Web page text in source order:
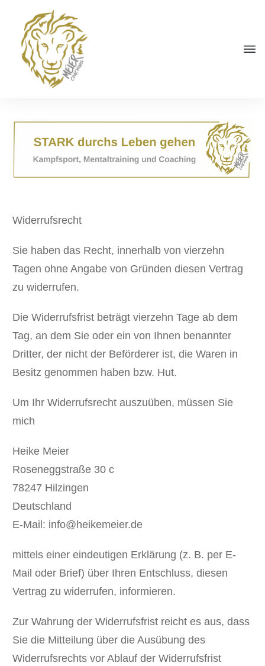
Widerrufsrecht
Sie haben das Recht, innerhalb von vierzehn
Tagen ohne Angabe von Gründen diesen Vertrag
zu widerrufen.
Die Widerrufsfrist beträgt vierzehn Tage ab dem
Tag, an dem Sie oder ein von Ihnen benannter
Dritter, der nicht der Beförderer ist, die Waren in
Besitz genommen haben bzw. Hut.
Um Ihr Widerrufsrecht auszuüben, müssen Sie
mich
Heike Meier
Roseneggstraße 30 c
78247 Hilzingen
Deutschland
E-Mail: info@heikemeier.de
mittels einer eindeutigen Erklärung (z. B. per E-
Mail oder Brief) über Ihren Entschluss, diesen
Vertrag zu widerrufen, informieren.
Zur Wahrung der Widerrufsfrist reicht es aus, dass
Sie die Mitteilung über die Ausübung des
Widerrufsrechts vor Ablauf der Widerrufsfrist